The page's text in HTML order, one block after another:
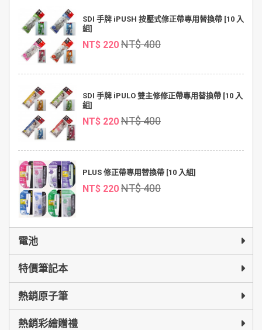
SDI 手牌 iPUSH 按壓式修正帶專用替換帶 [10 入
組]
NT$ 220 NT$ 400
SDI 手牌 iPULO 雙主修修正帶專用替換帶 [10 入
組]
NT$ 220 NT$ 400
PLUS 修正帶專用替換帶 [10 入組]
NT$ 220 NT$ 400
電池
特價筆記本
熱銷原子筆
熱銷彩繪贈禮